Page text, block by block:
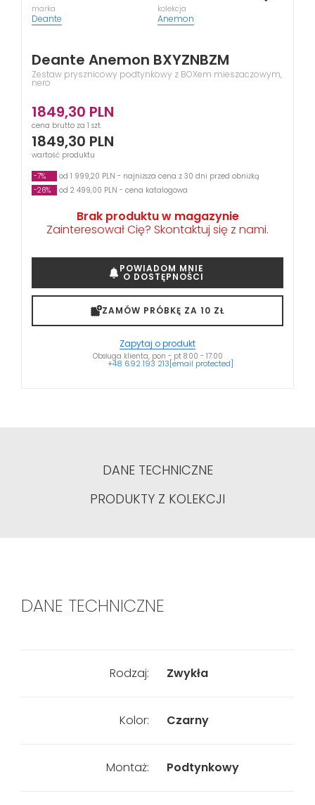
marka
Deante
kolekcja
Anemon
Deante Anemon BXYZNBZM
Zestaw prysznicowy podtynkowy z BOXem mieszaczowym,
nero
1849,30 PLN
cena brutto za 1 szt.
1849,30 PLN
wartość produktu
-7%
od 1 999,20 PLN - najniższa cena z 30 dni przed obniżką
-26%
od 2 499,00 PLN - cena katalogowa
Brak produktu w magazynie
Zainteresował Cię? Skontaktuj się z nami.
POWIADOM MNIE
O DOSTĘPNOŚCI
ZAMÓW PRÓBKĘ ZA 10 ZŁ
Zapytaj o produkt
Obsługa klienta, pon - pt 8:00 - 17:00
+48 692 193 213[email protected]
DANE TECHNICZNE
PRODUKTY Z KOLEKCJI
DANE TECHNICZNE
Rodzaj: Zwykła
Kolor: Czarny
Montaż: Podtynkowy